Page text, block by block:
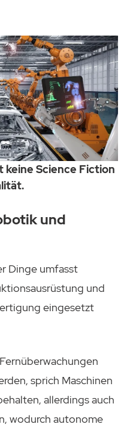
Science Fiction
und
Dinge umfasst
und
eingesetzt
sprich Maschinen
allerdings auch
wodurch autonome